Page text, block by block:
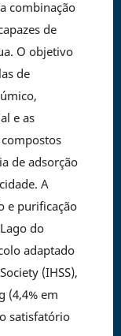
combinação
de
O objetivo
de
e as
de adsorção
A
e purificação
do
adaptado
(IHSS),
(4,4% em
satisfatório